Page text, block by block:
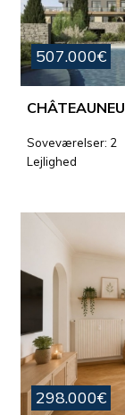
507.000€
Soveværelser: 2
Lejlighed
298.000€